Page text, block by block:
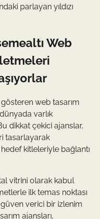
parlayan yıldızı
Web
web tasarım
varlık
dikkat çekici ajanslar,
tasarlayarak
kitleleriyle bağlantı
vitrini olarak kabul
ilk temas noktası
verici bir izlenim
ajansları,